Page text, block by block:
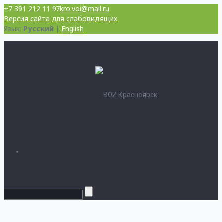
+7 391 212 11 97kro.voi@mail.ru
Версия сайта для слабовидящих
Язык: Русский | English